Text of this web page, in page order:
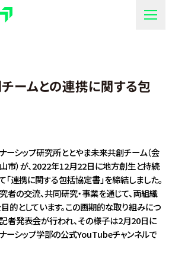
ームとの連携に関する包
ーシップ研究所ととやま未来共創チーム（会
市）が、2022年12月22日に地方創生と持続
「連携に関する包括協定書」を締結しました。
者の交流、共同研究・事業を通じて、両組織
的としています。この画期的な取り組みにつ
者発表会が行われ、その様子は2月20日に
ーシップ学部の公式YouTubeチャンネルで